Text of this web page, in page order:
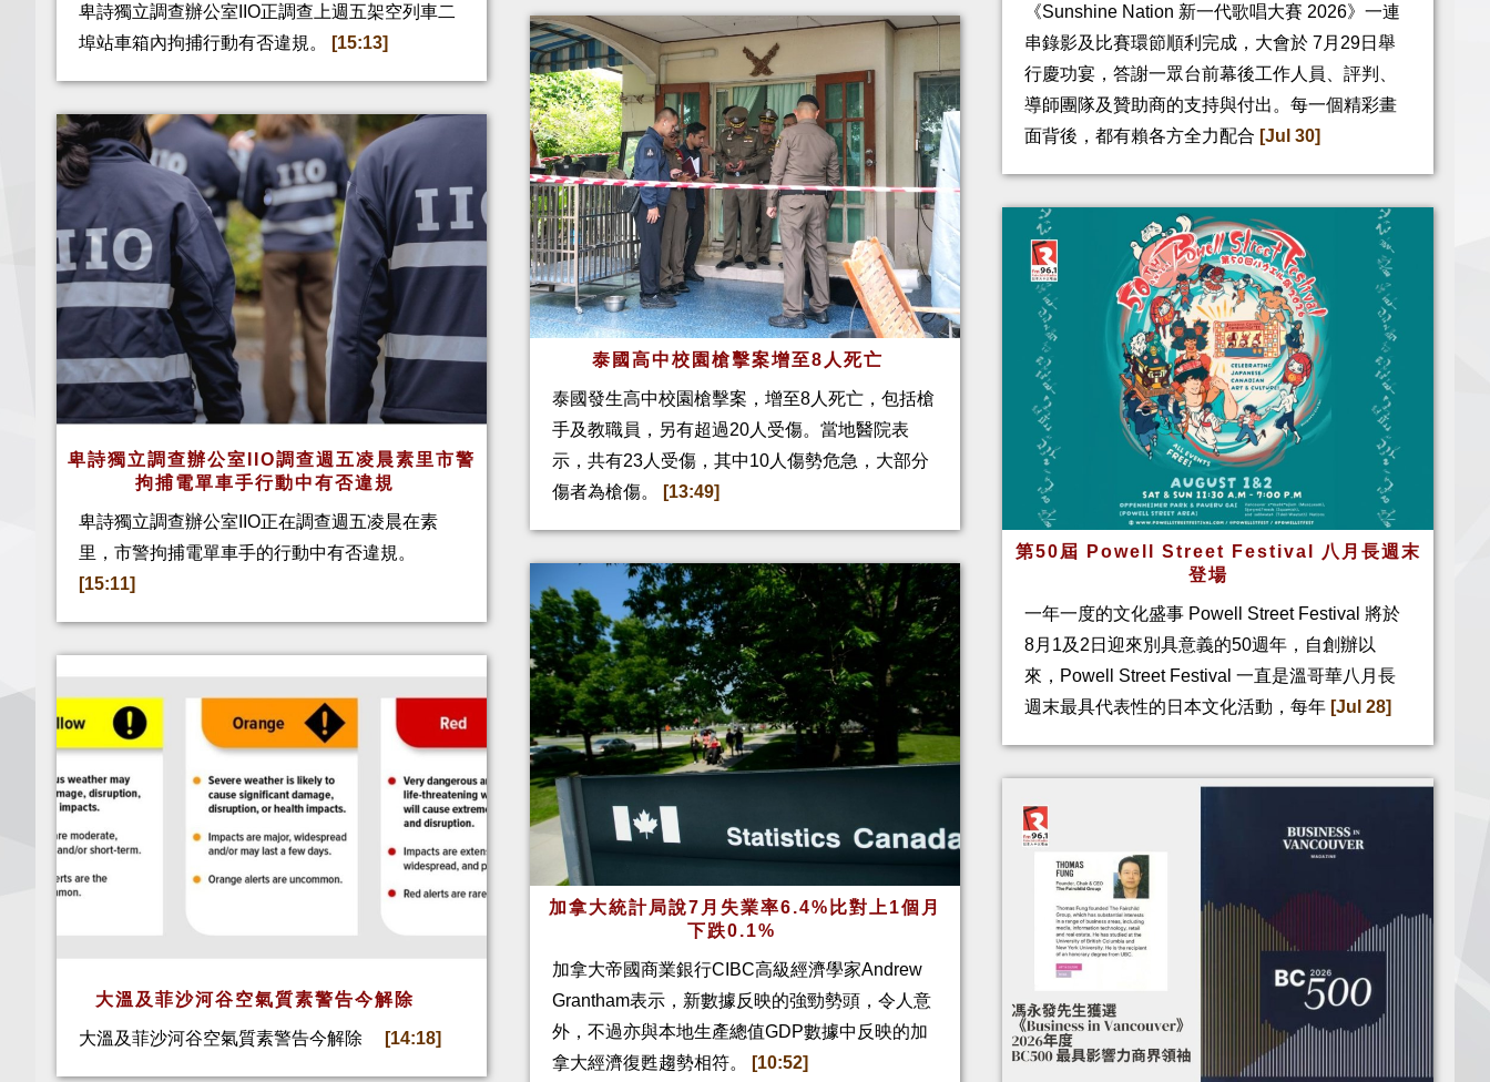
卑詩獨立調查辦公室IIO正調查上週五架空列車二
埠站車箱內拘捕行動有否違規。
[15:13]
卑詩獨立調查辦公室IIO調查週五凌晨素里市警
拘捕電單車手行動中有否違規
卑詩獨立調查辦公室IIO正在調查週五凌晨在素
里，市警拘捕電單車手的行動中有否違規。
[15:11]
大溫及菲沙河谷空氣質素警告今解除
大溫及菲沙河谷空氣質素警告今解除 [14:18]
泰國高中校園槍擊案增至8人死亡
泰國發生高中校園槍擊案，增至8人死亡，包括槍
手及教職員，另有超過20人受傷。當地醫院表
示，共有23人受傷，其中10人傷勢危急，大部分
傷者為槍傷。
[13:49]
加拿大統計局說7月失業率6.4%比對上1個月
下跌0.1%
加拿大帝國商業銀行CIBC高級經濟學家Andrew
Grantham表示，新數據反映的強勁勢頭，令人意
外，不過亦與本地生產總值GDP數據中反映的加
拿大經濟復甦趨勢相符。
[10:52]
《Sunshine Nation 新一代歌唱大賽 2026》一連
串錄影及比賽環節順利完成，大會於 7月29日舉
行慶功宴，答謝一眾台前幕後工作人員、評判、
導師團隊及贊助商的支持與付出。每一個精彩畫
面背後，都有賴各方全力配合 [Jul 30]
第50屆 Powell Street Festival 八月長週末
登場
一年一度的文化盛事 Powell Street Festival 將於
8月1及2日迎來別具意義的50週年，自創辦以
來，Powell Street Festival 一直是溫哥華八月長
週末最具代表性的日本文化活動，每年 [Jul 28]